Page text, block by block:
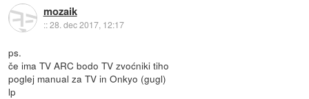
mozaik
::28. dec 2017, 12:17
ps.
če ima TV ARC bodo TV zvoćniki tiho
poglej manual za TV in Onkyo (gugl)
lp